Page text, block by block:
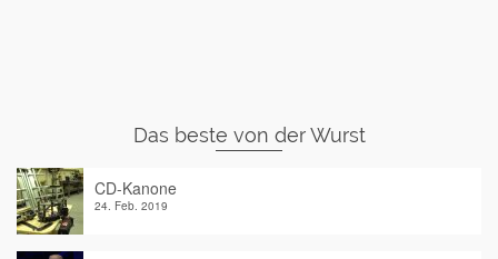
Das beste von der Wurst
CD-Kanone
24. Feb. 2019